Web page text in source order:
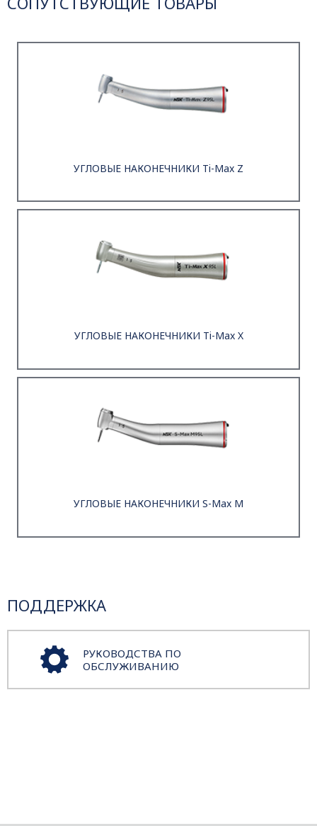
УГЛОВЫЕ НАКОНЕЧНИКИ Ti-Max Z
УГЛОВЫЕ НАКОНЕЧНИКИ Ti-Max X
УГЛОВЫЕ НАКОНЕЧНИКИ S-Max M
ПОДДЕРЖКА
РУКОВОДСТВА ПО
ОБСЛУЖИВАНИЮ